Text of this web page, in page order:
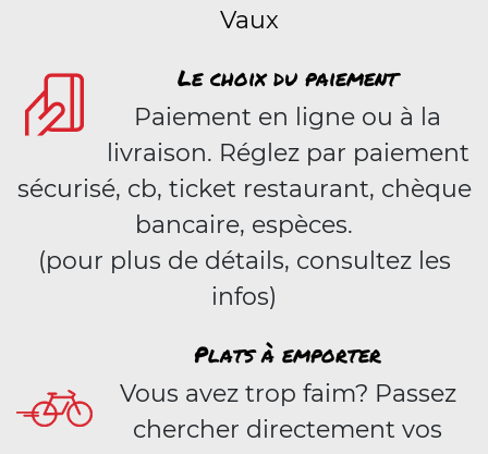
Vaux
Le choix du paiement
Paiement en ligne ou à la
livraison. Réglez par paiement
sécurisé, cb, ticket restaurant, chèque
bancaire, espèces.
(pour plus de détails, consultez les
infos)
Plats à emporter
Vous avez trop faim? Passez
chercher directement vos